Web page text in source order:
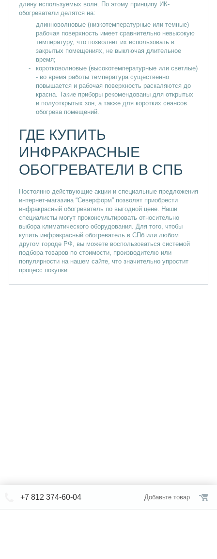
длину используемых волн. По этому принципу ИК-
обогреватели делятся на:
длинноволновые (низкотемпературные или темные) -
рабочая поверхность имеет сравнительно невысокую
температуру, что позволяет их использовать в
закрытых помещениях, не выключая длительное
время;
коротковолновые (высокотемпературные или светлые)
- во время работы температура существенно
повышается и рабочая поверхность раскаляются до
красна. Такие приборы рекомендованы для открытых
и полуоткрытых зон, а также для коротких сеансов
обогрева помещений.
ГДЕ КУПИТЬ
ИНФРАКРАСНЫЕ
ОБОГРЕВАТЕЛИ В СПБ
Постоянно действующие акции и специальные предложения
интернет-магазина “Северформ” позволят приобрести
инфракрасный обогреватель по выгодной цене. Наши
специалисты могут проконсультировать относительно
выбора климатического оборудования. Для того, чтобы
купить инфракрасный обогреватель в СПб или любом
другом городе РФ, вы можете воспользоваться системой
подбора товаров по стоимости, производителю или
популярности на нашем сайте, что значительно упростит
процесс покупки.
+7 812 374-60-04 Добавьте товар